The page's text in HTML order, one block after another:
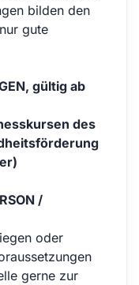
bilden den
gute
gültig ab
des
/
oder
gerne zur